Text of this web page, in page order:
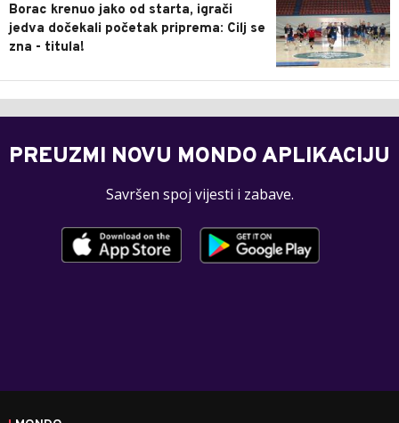
Borac krenuo jako od starta, igrači
jedva dočekali početak priprema: Cilj se
zna - titula!
PREUZMI NOVU MONDO APLIKACIJU
Savršen spoj vijesti i zabave.